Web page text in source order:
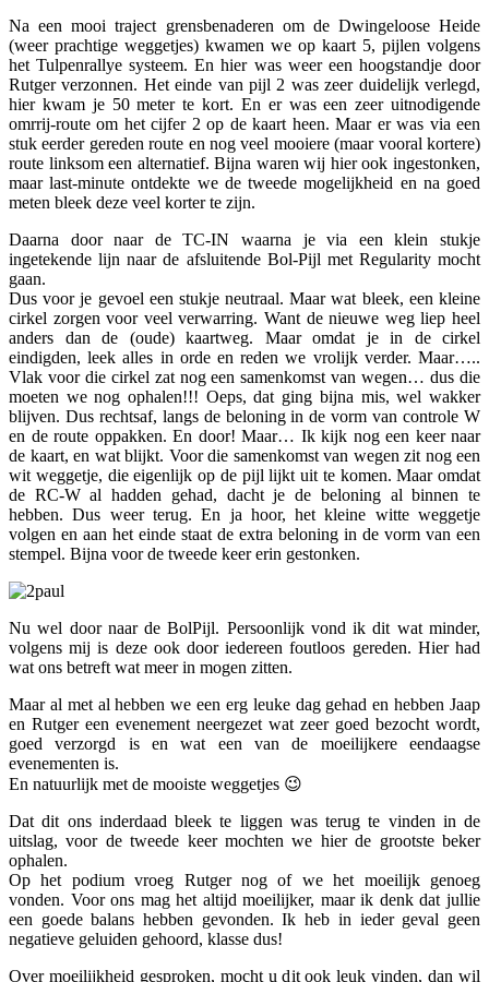
Na een mooi traject grensbenaderen om de Dwingeloose Heide
(weer prachtige weggetjes) kwamen we op kaart 5, pijlen volgens
het Tulpenrallye systeem. En hier was weer een hoogstandje door
Rutger verzonnen. Het einde van pijl 2 was zeer duidelijk verlegd,
hier kwam je 50 meter te kort. En er was een zeer uitnodigende
omrrij-route om het cijfer 2 op de kaart heen. Maar er was via een
stuk eerder gereden route en nog veel mooiere (maar vooral kortere)
route linksom een alternatief. Bijna waren wij hier ook ingestonken,
maar last-minute ontdekte we de tweede mogelijkheid en na goed
meten bleek deze veel korter te zijn.
Daarna door naar de TC-IN waarna je via een klein stukje
ingetekende lijn naar de afsluitende Bol-Pijl met Regularity mocht
gaan.
Dus voor je gevoel een stukje neutraal. Maar wat bleek, een kleine
cirkel zorgen voor veel verwarring. Want de nieuwe weg liep heel
anders dan de (oude) kaartweg. Maar omdat je in de cirkel
eindigden, leek alles in orde en reden we vrolijk verder. Maar…..
Vlak voor die cirkel zat nog een samenkomst van wegen… dus die
moeten we nog ophalen!!! Oeps, dat ging bijna mis, wel wakker
blijven. Dus rechtsaf, langs de beloning in de vorm van controle W
en de route oppakken. En door! Maar… Ik kijk nog een keer naar
de kaart, en wat blijkt. Voor die samenkomst van wegen zit nog een
wit weggetje, die eigenlijk op de pijl lijkt uit te komen. Maar omdat
de RC-W al hadden gehad, dacht je de beloning al binnen te
hebben. Dus weer terug. En ja hoor, het kleine witte weggetje
volgen en aan het einde staat de extra beloning in de vorm van een
stempel. Bijna voor de tweede keer erin gestonken.
Nu wel door naar de BolPijl. Persoonlijk vond ik dit wat minder,
volgens mij is deze ook door iedereen foutloos gereden. Hier had
wat ons betreft wat meer in mogen zitten.
Maar al met al hebben we een erg leuke dag gehad en hebben Jaap
en Rutger een evenement neergezet wat zeer goed bezocht wordt,
goed verzorgd is en wat een van de moeilijkere eendaagse
evenementen is.
En natuurlijk met de mooiste weggetjes 😉
Dat dit ons inderdaad bleek te liggen was terug te vinden in de
uitslag, voor de tweede keer mochten we hier de grootste beker
ophalen.
Op het podium vroeg Rutger nog of we het moeilijk genoeg
vonden. Voor ons mag het altijd moeilijker, maar ik denk dat jullie
een goede balans hebben gevonden. Ik heb in ieder geval geen
negatieve geluiden gehoord, klasse dus!
Over moeilijkheid gesproken, mocht u dit ook leuk vinden, dan wil